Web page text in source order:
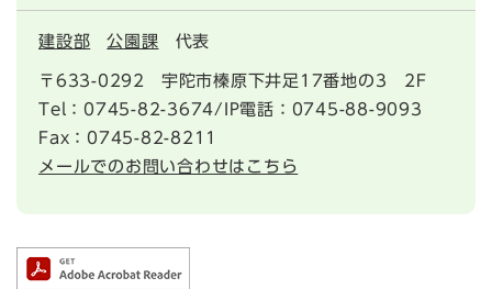
建設部 公園課 代表
〒633-0292
宇陀市榛原下井足17番地の3 2F
Tel：0745-82-3674/IP電話：0745-88-9093
Fax：0745-82-8211
メールでのお問い合わせはこちら